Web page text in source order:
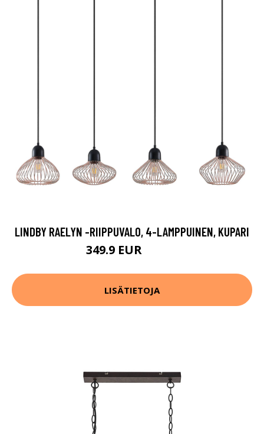
LINDBY RAELYN -RIIPPUVALO, 4-LAMPPUINEN, KUPARI
349.9 EUR
LISÄTIETOJA